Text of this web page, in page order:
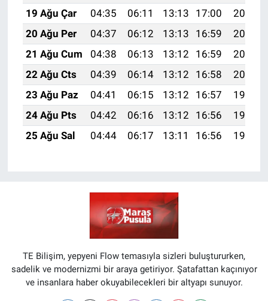
19 Ağu Çar
04:35 06:11 13:13 17:00
20:05
20 Ağu Per
04:37 06:12 13:13 16:59
20:04
21 Ağu Cum
04:38 06:13 13:12 16:59
20:02
22 Ağu Cts
04:39 06:14 13:12 16:58
20:01
23 Ağu Paz
04:41 06:15 13:12 16:57
19:59
24 Ağu Pts
04:42 06:16 13:12 16:56
19:58
25 Ağu Sal
04:44 06:17 13:11 16:56 19:56
TE Bilişim, yepyeni Flow temasıyla sizleri buluştururken,
sadelik ve modernizmi bir araya getiriyor. Şatafattan kaçınıyor
ve insanlara haber okuyabilecekleri bir altyapı sunuyor.